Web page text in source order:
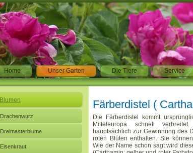
Home Unser Garten Die Tiere Service
Blumen
Drachenwurz
Dreimasterblume
Eisenkraut
Färberdistel (
Die Färberdistel kommt
Mitteleuropa schnell
hauptsächlich zur Gewinnung des
roten Blüten enthalten. Sie
Wie der Name schon sagt wird